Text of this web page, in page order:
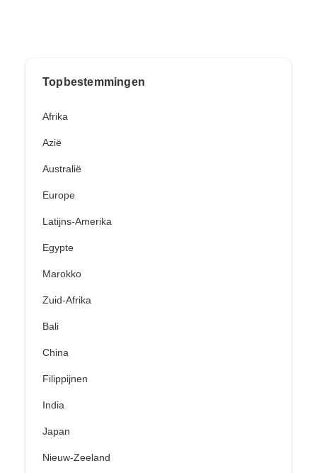
Topbestemmingen
Afrika
Azië
Australië
Europe
Latijns-Amerika
Egypte
Marokko
Zuid-Afrika
Bali
China
Filippijnen
India
Japan
Nieuw-Zeeland